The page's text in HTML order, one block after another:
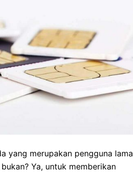
yang merupakan pengguna lama
Ya, untuk memberikan